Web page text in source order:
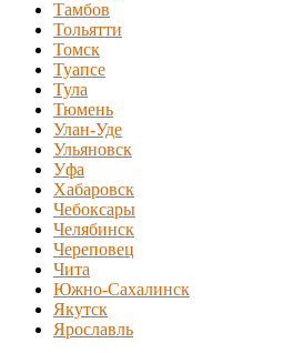
Тамбов
Тольятти
Томск
Туапсе
Тула
Тюмень
Улан-Уде
Ульяновск
Уфа
Хабаровск
Чебоксары
Челябинск
Череповец
Чита
Южно-Сахалинск
Якутск
Ярославль